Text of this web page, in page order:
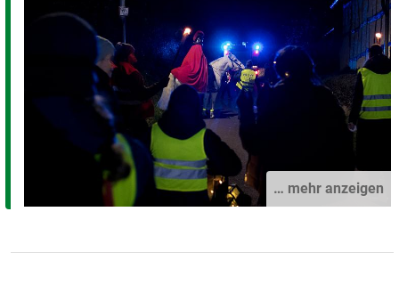
… mehr anzeigen